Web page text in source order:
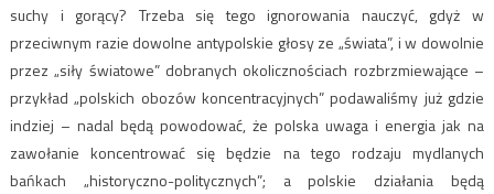
suchy i gorący? Trzeba się tego ignorowania nauczyć, gdyż w
przeciwnym razie dowolne antypolskie głosy ze „świata”, i w dowolnie
przez „siły światowe” dobranych okolicznościach rozbrzmiewające –
przykład „polskich obozów koncentracyjnych” podawaliśmy już gdzie
indziej – nadal będą powodować, że polska uwaga i energia jak na
zawołanie koncentrować się będzie na tego rodzaju mydlanych
bańkach „historyczno-politycznych”; a polskie działania będą